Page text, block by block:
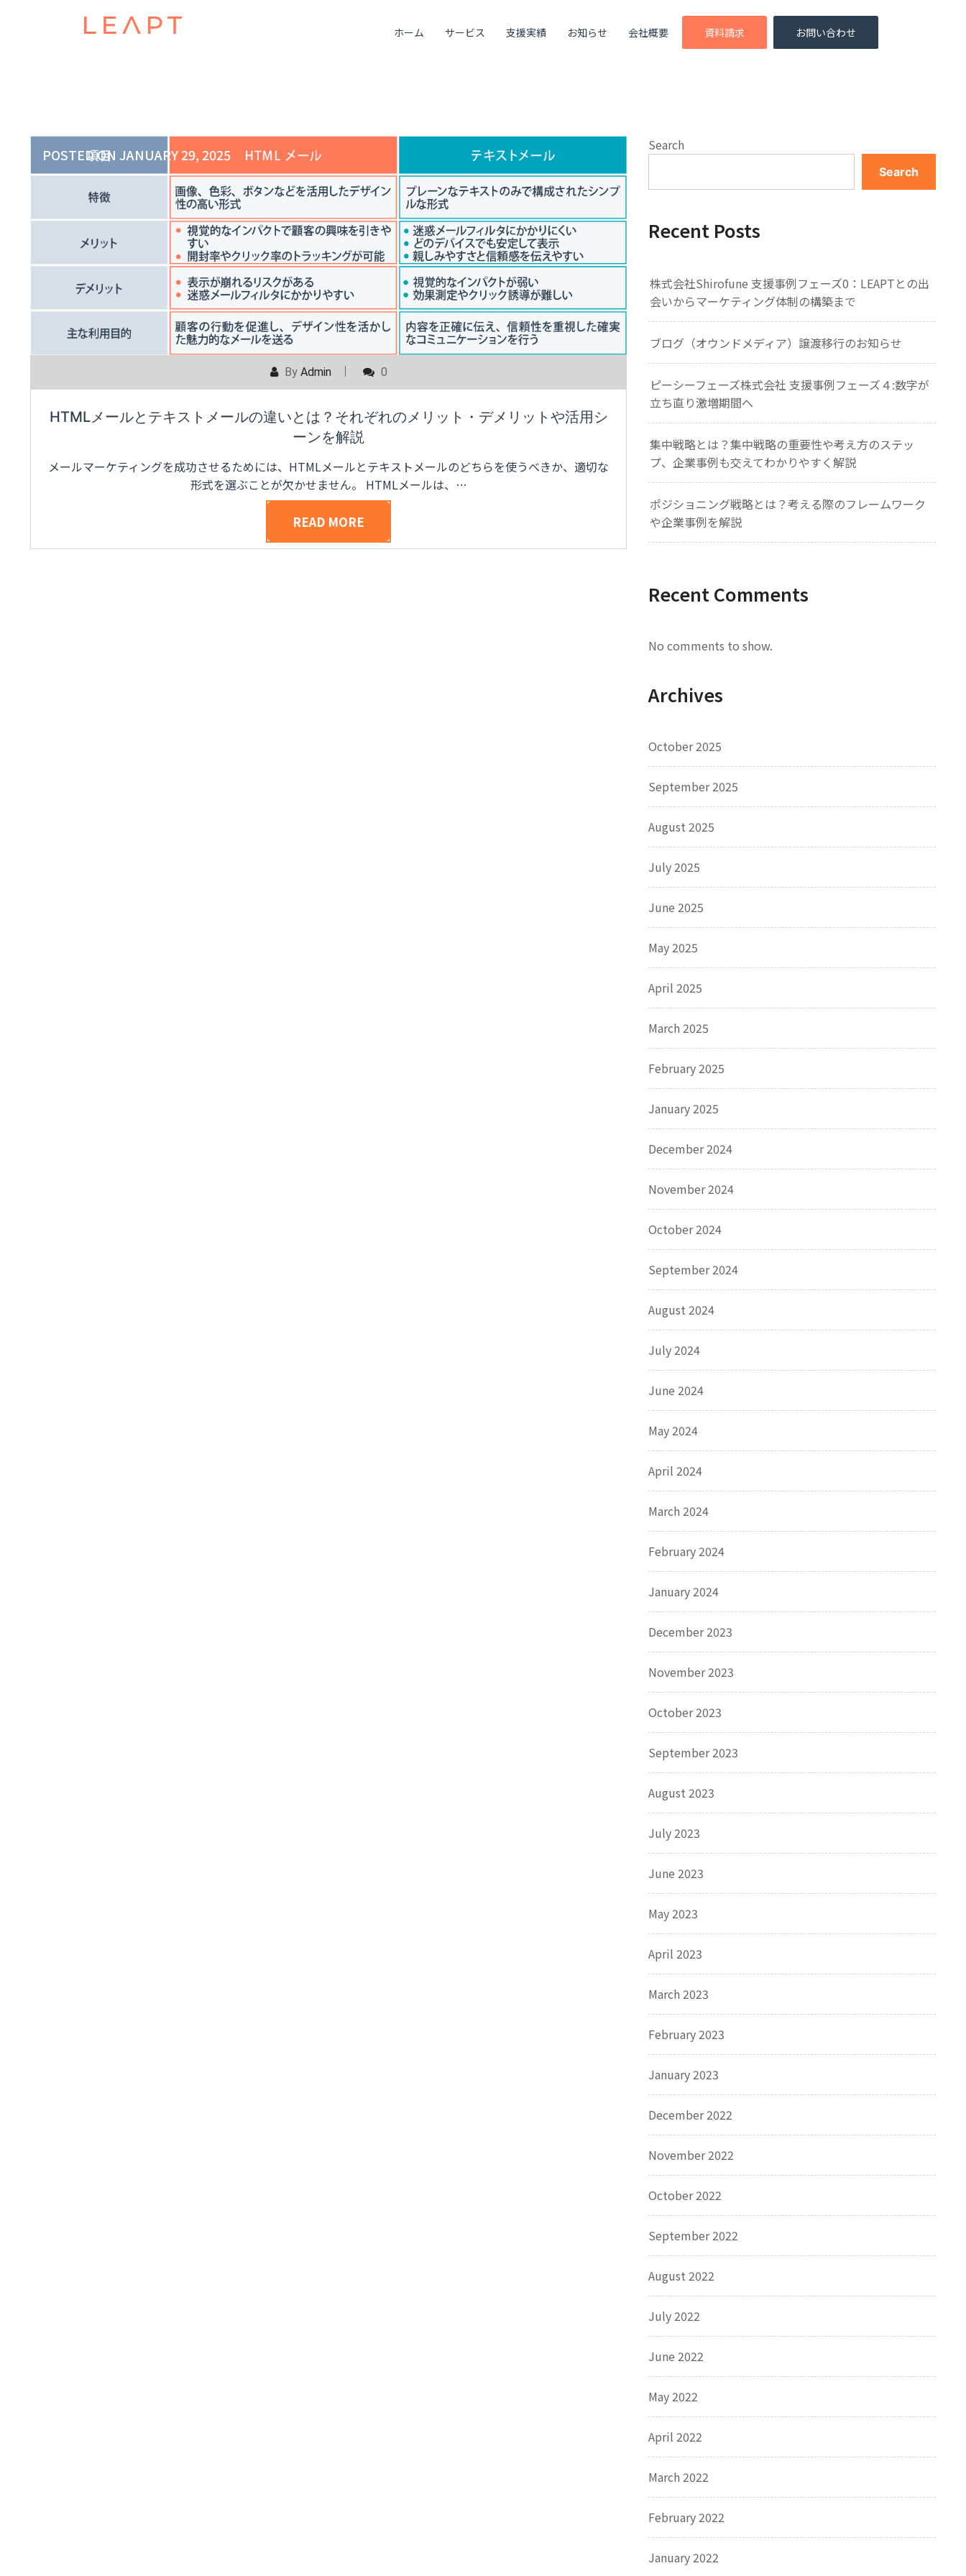
ホーム サービス 支援実績 お知らせ 会社概要 資料請求 お問い合わせ
POSTED ON JANUARY 29, 2025
By Admin 0
HTMLメールとテキストメールの違いとは？それぞれのメリット・デメリットや活用シ
ーンを解説
メールマーケティングを成功させるためには、HTMLメールとテキストメールのどちらを使うべきか、適切な
形式を選ぶことが欠かせません。 HTMLメールは、…
READ MORE
Search
Search
Recent Posts
株式会社Shirofune 支援事例フェーズ0：LEAPTとの出
会いからマーケティング体制の構築まで
ブログ（オウンドメディア）譲渡移行のお知らせ
ピーシーフェーズ株式会社 支援事例フェーズ４:数字が
立ち直り激増期間へ
集中戦略とは？集中戦略の重要性や考え方のステッ
プ、企業事例も交えてわかりやすく解説
ポジショニング戦略とは？考える際のフレームワーク
や企業事例を解説
Recent Comments
No comments to show.
Archives
October 2025
September 2025
August 2025
July 2025
June 2025
May 2025
April 2025
March 2025
February 2025
January 2025
December 2024
November 2024
October 2024
September 2024
August 2024
July 2024
June 2024
May 2024
April 2024
March 2024
February 2024
January 2024
December 2023
November 2023
October 2023
September 2023
August 2023
July 2023
June 2023
May 2023
April 2023
March 2023
February 2023
January 2023
December 2022
November 2022
October 2022
September 2022
August 2022
July 2022
June 2022
May 2022
April 2022
March 2022
February 2022
January 2022